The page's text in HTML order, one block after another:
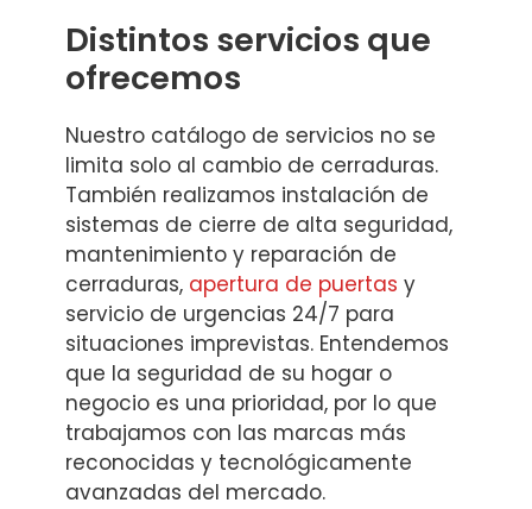
Distintos servicios que
ofrecemos
Nuestro catálogo de servicios no se
limita solo al cambio de cerraduras.
También realizamos instalación de
sistemas de cierre de alta seguridad,
mantenimiento y reparación de
cerraduras, apertura de puertas y
servicio de urgencias 24/7 para
situaciones imprevistas. Entendemos
que la seguridad de su hogar o
negocio es una prioridad, por lo que
trabajamos con las marcas más
reconocidas y tecnológicamente
avanzadas del mercado.